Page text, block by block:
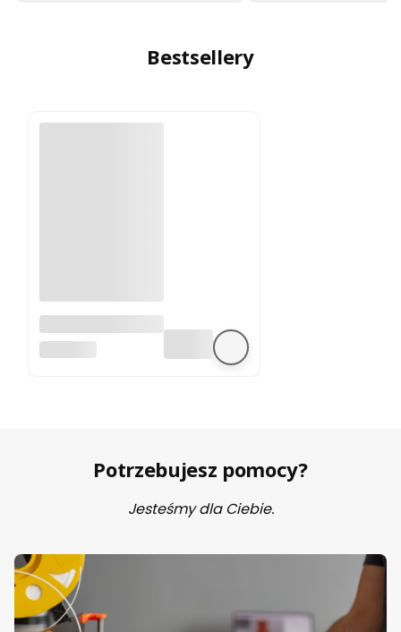
Bestsellery
A4988 sterownik
silnika krokowego
Potrzebujesz pomocy?
Jesteśmy dla Ciebie.